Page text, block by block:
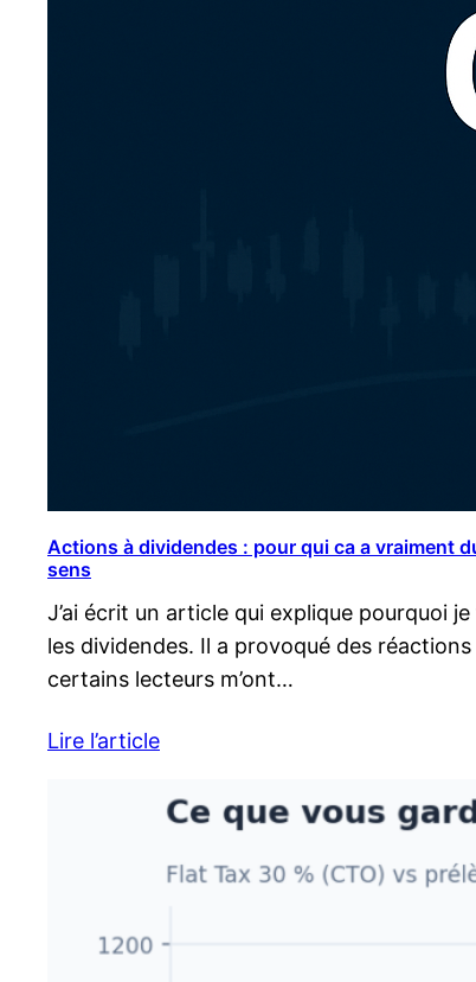
Actions à dividendes : pour qui ca a vraiment
sens
J’ai écrit un article qui explique pourquoi je
les dividendes. Il a provoqué des
certains lecteurs m’ont…
Lire l’article